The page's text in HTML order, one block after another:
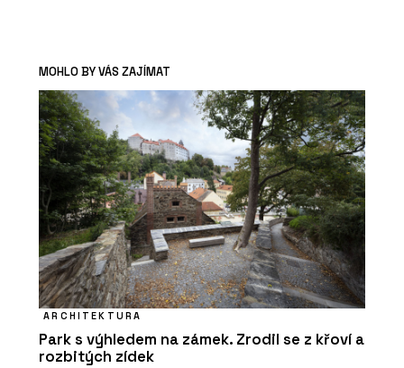
MOHLO BY VÁS ZAJÍMAT
ARCHITEKTURA
Park s výhledem na zámek. Zrodil se z křoví a
rozbitých zídek